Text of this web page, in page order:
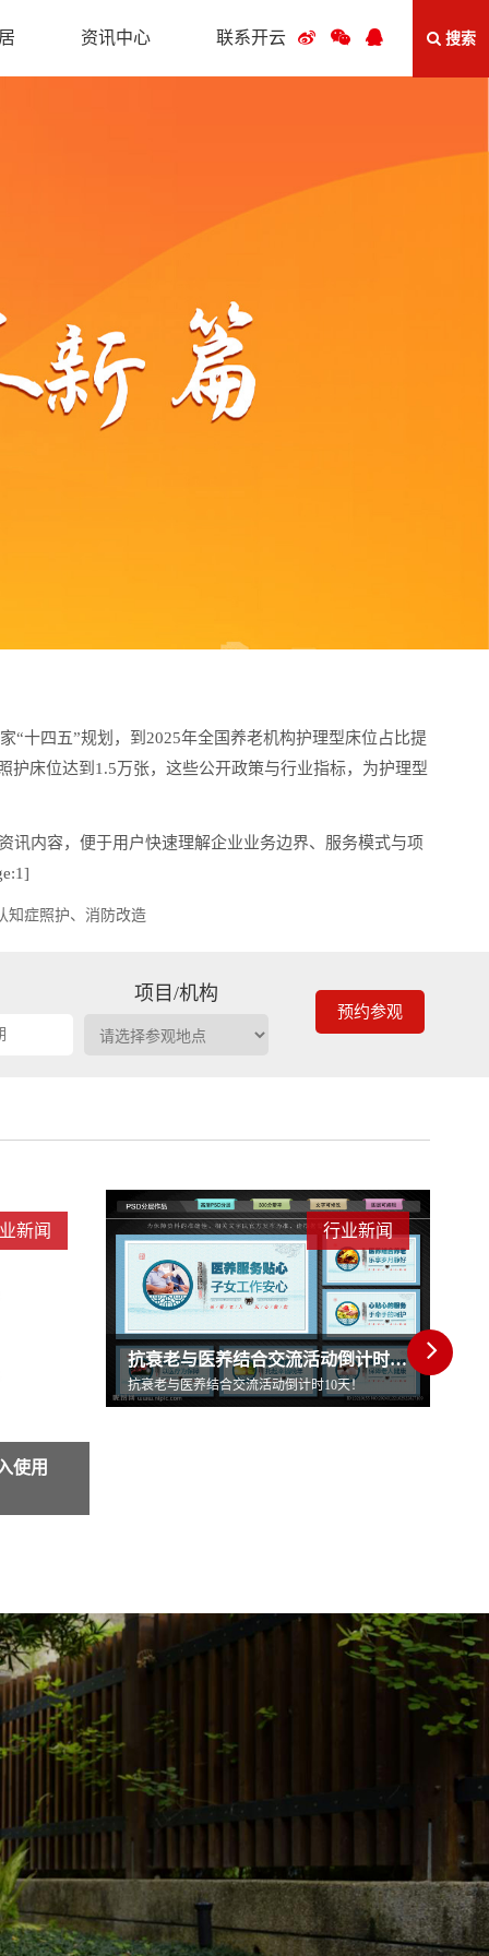
搜索
资讯中心 联系开云
“十四五”规划，到2025年全国养老机构护理型床位占比提
护床位达到1.5万张，这些公开政策与行业指标，为护理型
讯内容，便于用户快速理解企业业务边界、服务模式与项
知症照护、消防改造
项目/机构
预约参观
新闻 行业新闻
每4个劳动力养1个老人养老床位“三连降”
每4个劳动力养1个老人养老床位“三连降”